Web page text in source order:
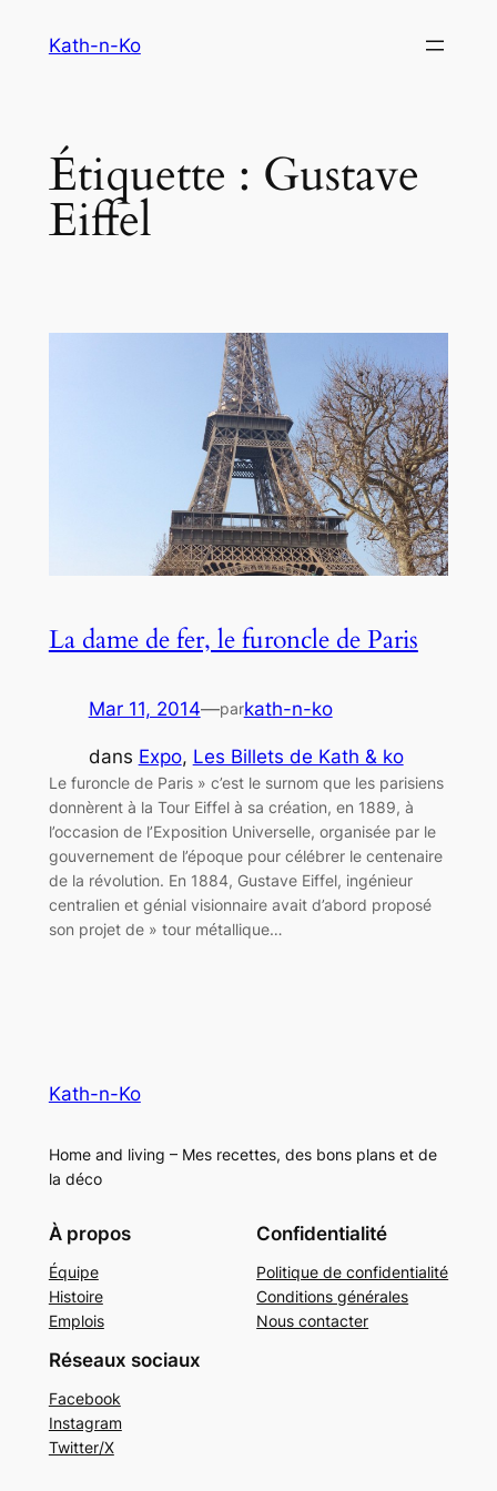
Kath-n-Ko
Étiquette : Gustave
Eiffel
La dame de fer, le furoncle de Paris
Mar 11, 2014—parkath-n-ko
dans Expo, Les Billets de Kath & ko
Le furoncle de Paris » c’est le surnom que les parisiens
donnèrent à la Tour Eiffel à sa création, en 1889, à
l’occasion de l’Exposition Universelle, organisée par le
gouvernement de l’époque pour célébrer le centenaire
de la révolution. En 1884, Gustave Eiffel, ingénieur
centralien et génial visionnaire avait d’abord proposé
son projet de » tour métallique…
Kath-n-Ko
Home and living – Mes recettes, des bons plans et de
la déco
À propos
Équipe
Histoire
Emplois
Confidentialité
Politique de confidentialité
Conditions générales
Nous contacter
Réseaux sociaux
Facebook
Instagram
Twitter/X